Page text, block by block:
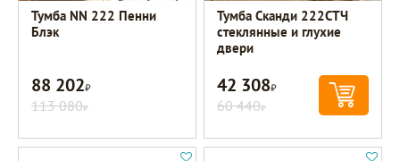
Тумба NN 222 Пенни
Блэк
88 202Р
113 080Р
Тумба Сканди 222СТЧ
стеклянные и глухие
двери
42 308Р
60 440Р